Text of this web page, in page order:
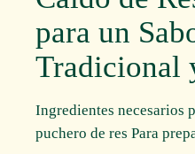
para un
Tradicional
Ingredientes necesarios
puchero de res Para